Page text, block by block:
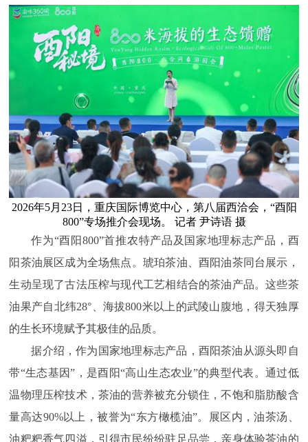
2026年5月23日，重庆国际博览中心，第八届西洽会，“酉阳
800”专场推介会现场。 记者 尹诗语 摄
作为“酉阳800”首推农特产品及国家地理标志产品，酉
阳茶油展区成为全场焦点。琥珀茶油、酉阳油茶同台展示，
生动呈现了古法压榨与现代工艺相结合的茶油产品。这些茶
油果产自北纬28°、海拔800米以上的武陵山腹地，得天独厚
的生长环境赋予其极佳的品质。
据介绍，作为国家地理标志产品，酉阳茶油从源头即自
带“生态基因”，是酉阳“高山生态农业”的典型代表。通过低
温物理压榨技术，茶油的营养被充分锁住，不饱和脂肪酸含
量高达90%以上，被誉为“东方橄榄油”。展区内，油茶汤、
油粑粑香气四溢，引得市民纷纷驻足品尝，亲身体验茶油的